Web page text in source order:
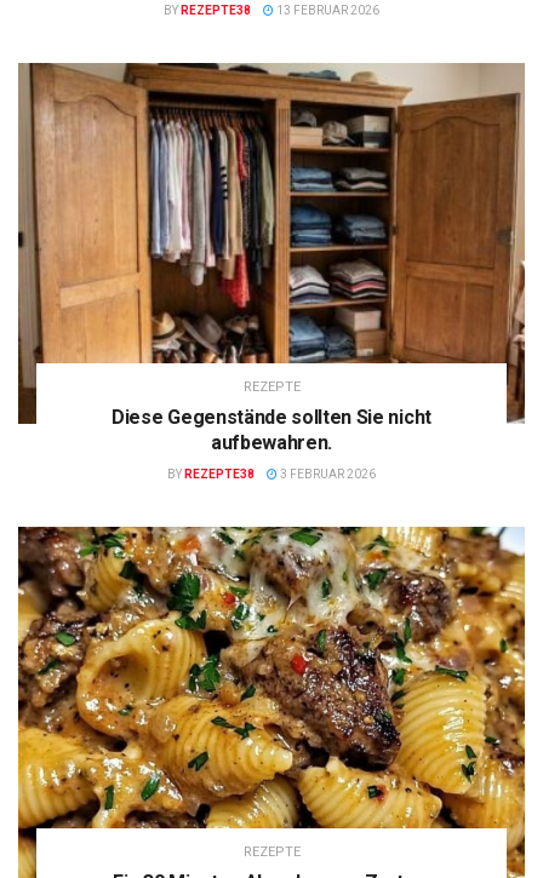
BY REZEPTE38 13 FEBRUAR 2026
REZEPTE
Diese Gegenstände sollten Sie nicht
aufbewahren.
BY REZEPTE38 3 FEBRUAR 2026
REZEPTE